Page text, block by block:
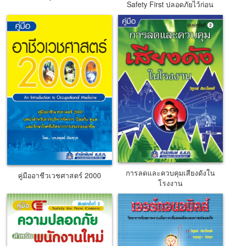
Safety First ปลอดภัยไว้ก่อน
คู่มืออาชีวเวชศาสตร์ 2000
การลดและควบคุมเสียงดังใน
โรงงาน